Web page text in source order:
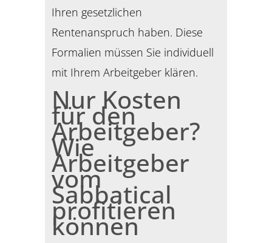
Ihren gesetzlichen
Rentenanspruch haben. Diese
Formalien müssen Sie individuell
mit Ihrem Arbeitgeber klären.
Nur Kosten
für den
Arbeitgeber?
Wie
Arbeitgeber
vom
Sabbatical
profitieren
können